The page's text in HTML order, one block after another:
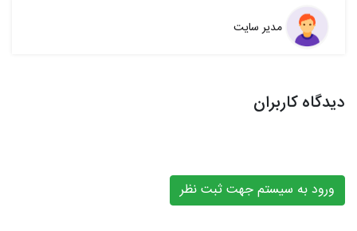
مدیر سایت
دیدگاه کاربران
ورود به سیستم جهت ثبت نظر